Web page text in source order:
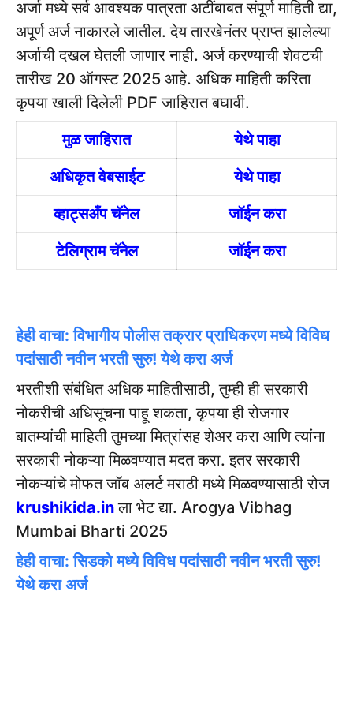
अर्जा मध्ये सर्व आवश्यक पात्रता अटींबाबत संपूर्ण माहिती द्या,
अपूर्ण अर्ज नाकारले जातील.देय तारखेनंतर प्राप्त झालेल्या
अर्जाची दखल घेतली जाणार नाही. अर्ज करण्याची शेवटची
तारीख 20 ऑगस्ट 2025 आहे. अधिक माहिती करिता
कृपया खाली दिलेली PDF जाहिरातबघावी.
मुळ जाहिरात
येथे पाहा
अधिकृत वेबसाईट
येथे पाहा
व्हाट्सअँप चॅनेल
जॉईन करा
टेलिग्राम चॅनेल
जॉईन करा
हेही वाचा: विभागीय पोलीस तक्रार प्राधिकरण मध्ये विविध
पदांसाठी नवीन भरती सुरु! येथे करा अर्ज
भरतीशी संबंधित अधिक माहितीसाठी, तुम्ही ही सरकारी
नोकरीची अधिसूचना पाहू शकता, कृपया ही रोजगार
बातम्यांची माहिती तुमच्या मित्रांसह शेअर करा आणि त्यांना
सरकारी नोकऱ्या मिळवण्यात मदत करा. इतर सरकारी
नोकऱ्यांचे मोफत जॉब अलर्ट मराठी मध्ये मिळवण्यासाठी रोज
krushikida.inला भेट द्या. Arogya Vibhag
Mumbai Bharti 2025
हेही वाचा: सिडको मध्ये विविध पदांसाठी नवीन भरती सुरु!
येथे करा अर्ज